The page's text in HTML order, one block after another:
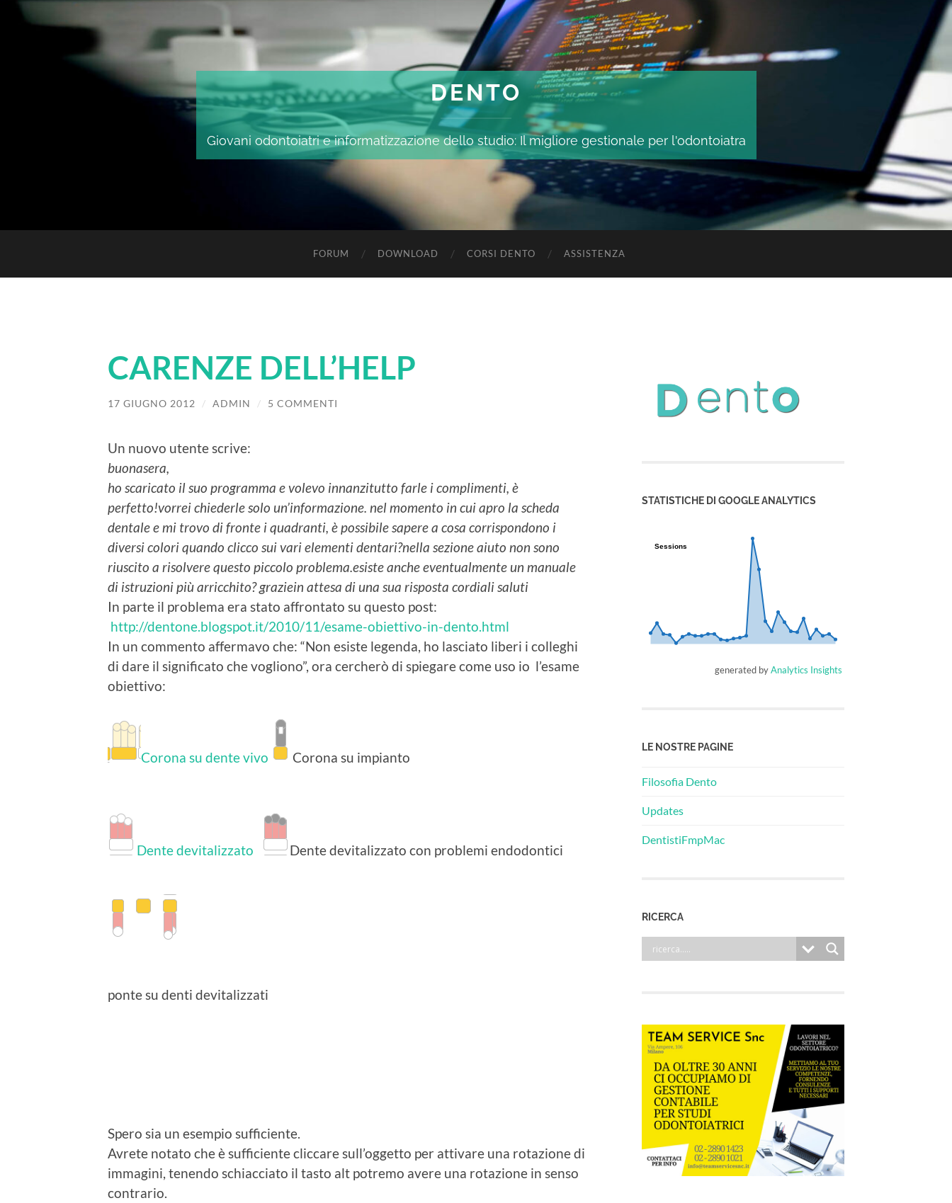
DENTO
Giovani odontoiatri e informatizzazione dello studio: Il migliore gestionale per l'odontoiatra
FORUM DOWNLOAD CORSI DENTO ASSISTENZA
CARENZE DELL’HELP
17 GIUGNO 2012 / ADMIN / 5 COMMENTI
Un nuovo utente scrive:
buonasera,
ho scaricato il suo programma e volevo innanzitutto farle i complimenti, è
perfetto!vorrei chiederle solo un’informazione. nel momento in cui apro la scheda
dentale e mi trovo di fronte i quadranti, è possibile sapere a cosa corrispondono i
diversi colori quando clicco sui vari elementi dentari?nella sezione aiuto non sono
riuscito a risolvere questo piccolo problema. esiste anche eventualmente un manuale
di istruzioni più arricchito? graziein attesa di una sua risposta cordiali saluti
In parte il problema era stato affrontato su questo post:
http://dentone.blogspot.it/2010/11/esame-obiettivo-in-dento.html
In un commento affermavo che: “Non esiste legenda, ho lasciato liberi i colleghi
di dare il significato che vogliono”, ora cercherò di spiegare come uso io l’esame
obiettivo:
Corona su dente vivo Corona su impianto
Dente devitalizzato Dente devitalizzato con problemi endodontici
ponte su denti devitalizzati
Spero sia un esempio sufficiente.
Avrete notato che è sufficiente cliccare sull’oggetto per attivare una rotazione di
immagini, tenendo schiacciato il tasto alt potremo avere una rotazione in senso
contrario.
STATISTICHE DI GOOGLE ANALYTICS
Sessions
Sessions
generated byAnalytics Insights
LE NOSTRE PAGINE
Filosofia Dento
Updates
DentistiFmpMac
RICERCA